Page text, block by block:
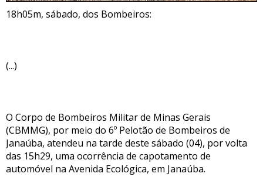
18h05m, sábado, dos Bombeiros:
(...)
O Corpo de Bombeiros Militar de Minas Gerais
(CBMMG), por meio do 6º Pelotão de Bombeiros de
Janaúba, atendeu na tarde deste sábado (04), por volta
das 15h29, uma ocorrência de capotamento de
automóvel na Avenida Ecológica, em Janaúba.